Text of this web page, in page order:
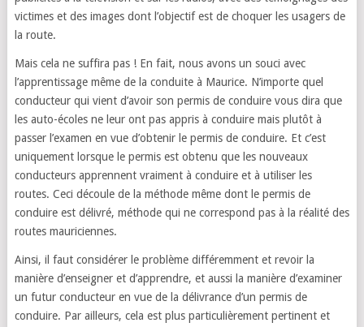
victimes et des images dont l’objectif est de choquer les usagers de
la route.
Mais cela ne suffira pas ! En fait, nous avons un souci avec
l’apprentissage même de la conduite à Maurice. N’importe quel
conducteur qui vient d’avoir son permis de conduire vous dira que
les auto-écoles ne leur ont pas appris à conduire mais plutôt à
passer l’examen en vue d’obtenir le permis de conduire. Et c’est
uniquement lorsque le permis est obtenu que les nouveaux
conducteurs apprennent vraiment à conduire et à utiliser les
routes. Ceci découle de la méthode même dont le permis de
conduire est délivré, méthode qui ne correspond pas à la réalité des
routes mauriciennes.
Ainsi, il faut considérer le problème différemment et revoir la
manière d’enseigner et d’apprendre, et aussi la manière d’examiner
un futur conducteur en vue de la délivrance d’un permis de
conduire. Par ailleurs, cela est plus particulièrement pertinent et